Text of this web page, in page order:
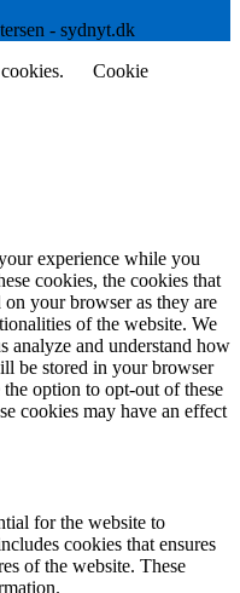
- sydnyt.dk
Cookie
experience while you
cookies, the cookies that
on your browser as they are
of the website. We
analyze and understand how
be stored in your browser
option to opt-out of these
cookies may have an effect
for the website to
cookies that ensures
of the website. These